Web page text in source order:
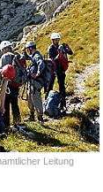
Leitung